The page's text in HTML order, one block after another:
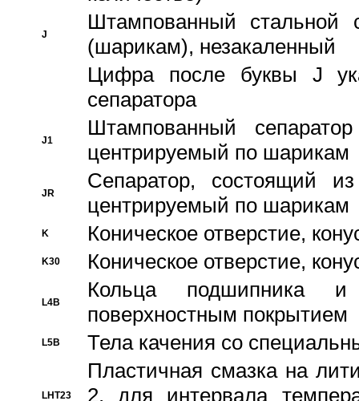
J
Штампованный стальной
(шарикам), незакаленный
Цифра после буквы J
сепаратора
J1
Штампованный
центрируемый по шарикам
JR
Сепаратор, состоящий
центрируемый по шарикам
K Коническое отверстие,
K30 Коническое отверстие,
L4B
Кольца подшипника
поверхностным покрытием
L5B Тела качения со
LHT23
Пластичная смазка на
2, для интервала